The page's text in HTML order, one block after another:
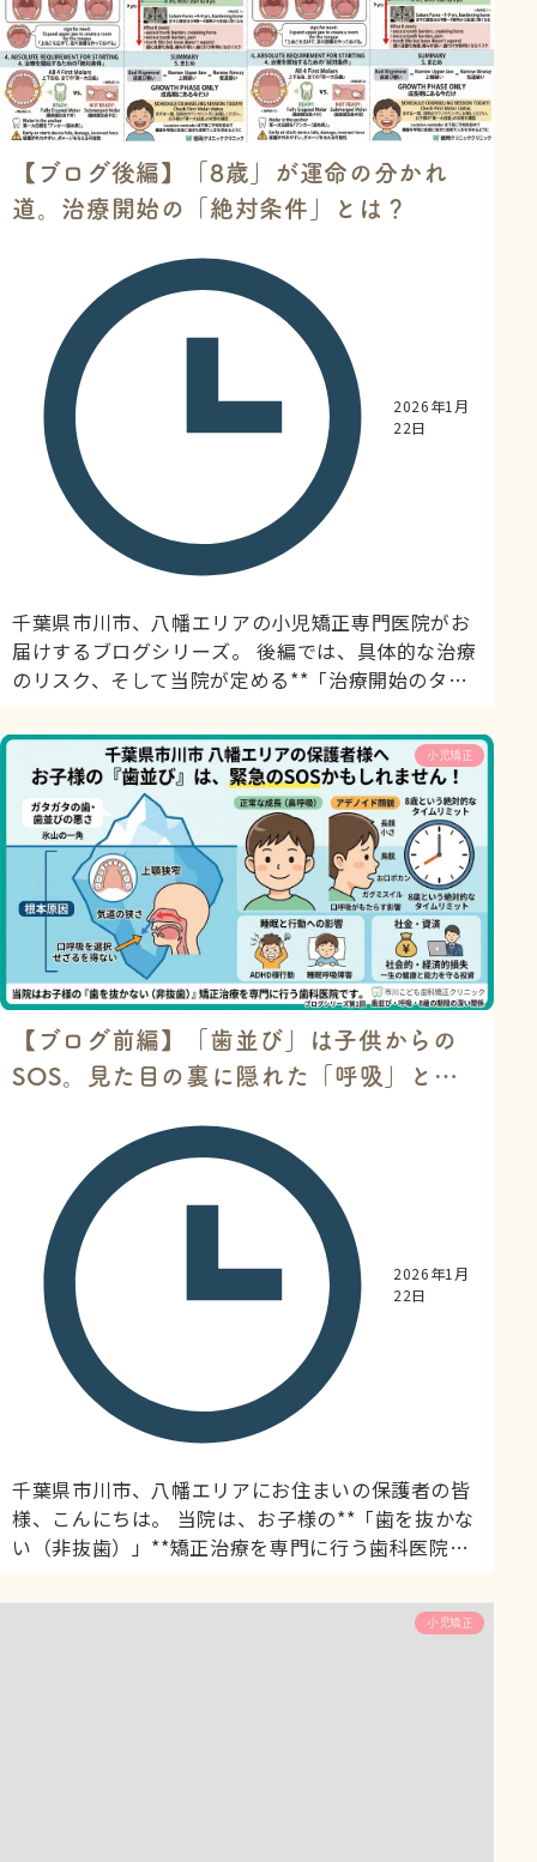
【ブログ後編】「8歳」が運命の分かれ
道。治療開始の「絶対条件」とは？
2026年1月
22日
千葉県市川市、八幡エリアの小児矯正専門医院がお
届けするブログシリーズ。 後編では、具体的な治療
のリスク、そして当院が定める**「治療開始のタイ
ずお話しします。 1. 将来のリスク：大人になってか
らでは遅い理由 前編でお話しした「狭い気道」を放
置したまま大人になると、どのような未来が待って
いるのでしょうか？ 若いうちは体力でカバーできて
も、加齢とともに...
小児矯正
【ブログ前編】「歯並び」は子供からの
SOS。見た目の裏に隠れた「呼吸」と
2026年1月
22日
千葉県市川市、八幡エリアにお住まいの保護者の皆
様、こんにちは。 当院は、お子様の**「歯を抜かな
い（非抜歯）」**矯正治療を専門に行う歯科医院で
開いていたり、いびきをかいていたりすることはあ
りませんか？ あるいは、「乳歯の歯並びがガタガタ
小児矯正